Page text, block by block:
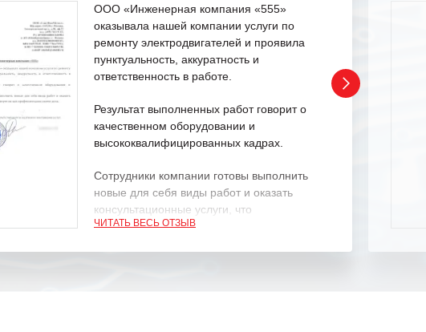
ООО «Инженерная компания «555»
оказывала нашей компании услуги по
ремонту электродвигателей и проявила
пунктуальность, аккуратность и
ответственность в работе.
Результат выполненных работ говорит о
качественном оборудовании и
высококвалифицированных кадрах.
Сотрудники компании готовы выполнить
новые для себя виды работ и оказать
консультационные услуги, что
характеризует их как профессионалов
ЧИТАТЬ ВЕСЬ ОТЗЫВ